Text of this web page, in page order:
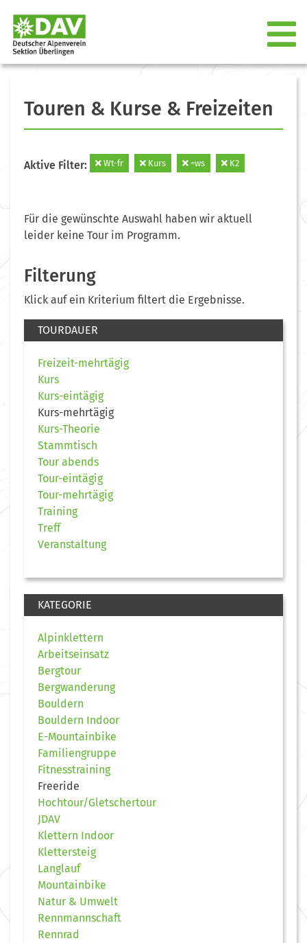
Touren & Kurse & Freizeiten
Aktive Filter: Wt-fr Kurs =ws K2
Für die gewünschte Auswahl haben wir aktuell
leider keine Tour im Programm.
Filterung
Klick auf ein Kriterium filtert die Ergebnisse.
TOURDAUER
Freizeit-mehrtägig
Kurs
Kurs-eintägig
Kurs-mehrtägig
Kurs-Theorie
Stammtisch
Tour abends
Tour-eintägig
Tour-mehrtägig
Training
Treff
Veranstaltung
KATEGORIE
Alpinklettern
Arbeitseinsatz
Bergtour
Bergwanderung
Bouldern
Bouldern Indoor
E-Mountainbike
Familiengruppe
Fitnesstraining
Freeride
Hochtour/Gletschertour
JDAV
Klettern Indoor
Klettersteig
Langlauf
Mountainbike
Natur & Umwelt
Rennmannschaft
Rennrad